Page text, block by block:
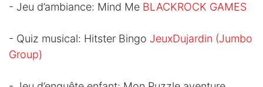
- Jeu d’ambiance: Mind Me BLACKROCK GAMES
- Quiz musical: Hitster Bingo JeuxDujardin (Jumbo
Group)